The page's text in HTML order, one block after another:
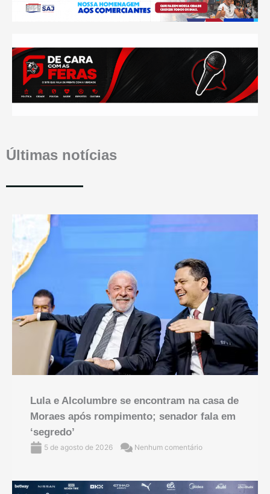
Últimas notícias
Lula e Alcolumbre se encontram na casa de
Moraes após rompimento; senador fala em
‘segredo’
5 de agosto de 2026 Nenhum comentário